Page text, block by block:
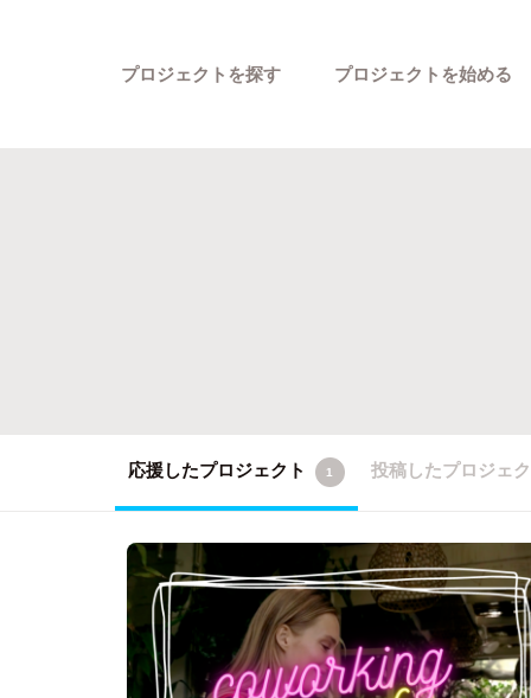
プロジェクトを探す プロジェクトを始める
応援したプロジェクト 1 投稿したプロジェ